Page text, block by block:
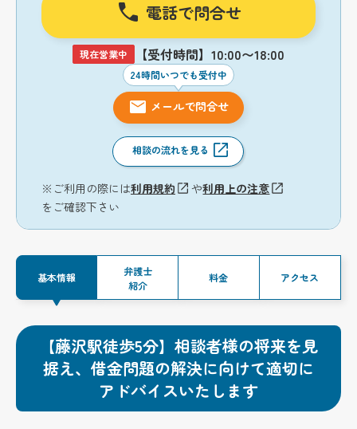
電話で問合せ
現在営業中 【受付時間】10:00〜18:00
24時間いつでも受付中
メールで問合せ
相談の流れを見る
※ご利用の際には利用規約 や利用上の注意
をご確認下さい
基本情報
弁護士
紹介
料金 アクセス
【藤沢駅徒歩5分】相談者様の将来を見
据え、借金問題の解決に向けて適切に
アドバイスいたします